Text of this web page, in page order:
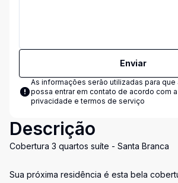
Enviar
As informações serão utilizadas para que
possa entrar em contato de acordo com a
privacidade e termos de serviço
Descrição
Cobertura 3 quartos suíte - Santa Branca
Sua próxima residência é esta bela